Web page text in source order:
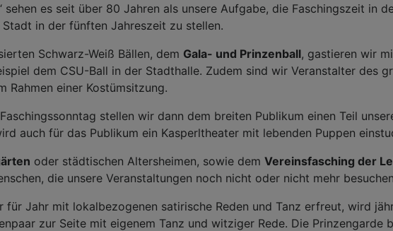
sehen es seit über 80 Jahren als unsere Aufgabe, die Faschingszeit in
in der fünften Jahreszeit zu stellen.
Schwarz-Weiß Bällen, dem Gala- und Prinzenball, gastieren wir
dem CSU-Ball in der Stadthalle. Zudem sind wir Veranstalter des
Rahmen einer Kostümsitzung.
stellen wir dann dem breiten Publikum einen Teil
auch für das Publikum ein Kasperltheater mit lebenden Puppen
oder städtischen Altersheimen, sowie dem Vereinsfasching der
die unsere Veranstaltungen noch nicht oder nicht mehr
für Jahr mit lokalbezogenen satirische Reden und Tanz erfreut, wird
zur Seite mit eigenem Tanz und witziger Rede. Die Prinzengarde